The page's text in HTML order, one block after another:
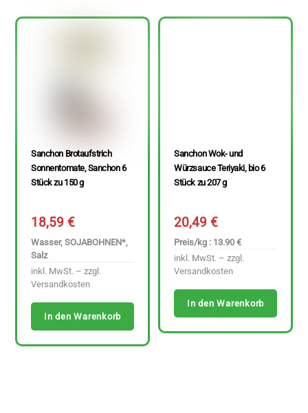
Sanchon Brotaufstrich
Sonnentomate, Sanchon 6
Stück zu 150 g
18,59€
Wasser, SOJABOHNEN*,
Salz
inkl. MwSt. – zzgl.
Versandkosten
In den Warenkorb
Sanchon Wok- und
Würzsauce Teriyaki, bio 6
Stück zu 207 g
20,49€
Preis/kg : 13.90 €
inkl. MwSt. – zzgl.
Versandkosten
In den Warenkorb